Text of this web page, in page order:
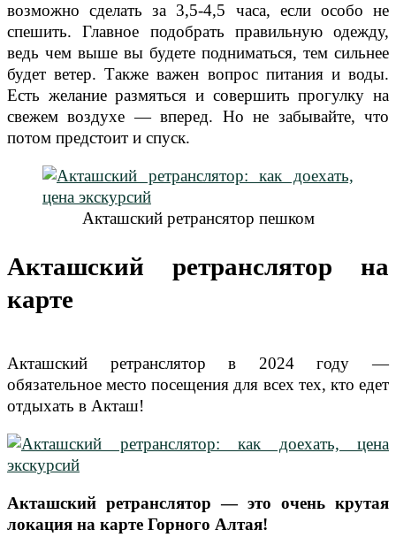
возможно сделать за 3,5-4,5 часа, если особо не
спешить. Главное подобрать правильную одежду,
ведь чем выше вы будете подниматься, тем сильнее
будет ветер. Также важен вопрос питания и воды.
Есть желание размяться и совершить прогулку на
свежем воздухе — вперед. Но не забывайте, что
потом предстоит и спуск.
Акташский ретрансятор пешком
Акташский ретранслятор на
карте
Акташский ретранслятор в 2024 году —
обязательное место посещения для всех тех, кто едет
отдыхать в Акташ!
Акташский ретранслятор — это очень крутая
локация на карте Горного Алтая!